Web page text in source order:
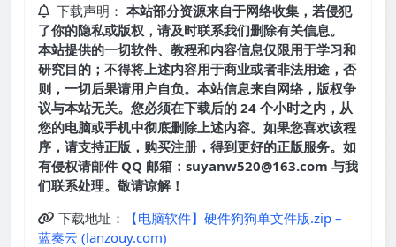
下载声明： 本站部分资源来自于网络收集，若侵犯
了你的隐私或版权，请及时联系我们删除有关信息。
本站提供的一切软件、教程和内容信息仅限用于学习和
研究目的；不得将上述内容用于商业或者非法用途，否
则，一切后果请用户自负。本站信息来自网络，版权争
议与本站无关。您必须在下载后的 24 个小时之内，从
您的电脑或手机中彻底删除上述内容。如果您喜欢该程
序，请支持正版，购买注册，得到更好的正版服务。如
有侵权请邮件 QQ 邮箱：suyanw520@163.com 与我
们联系处理。敬请谅解！
下载地址：
【电脑软件】硬件狗狗单文件版.zip –
蓝奏云 (lanzouy.com)